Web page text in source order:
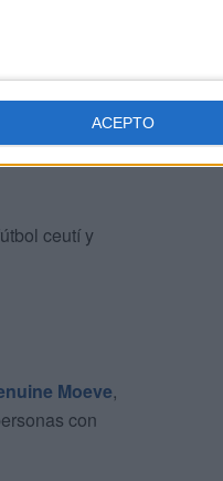
ACEPTO
de la
ceutí y
Moeve,
con